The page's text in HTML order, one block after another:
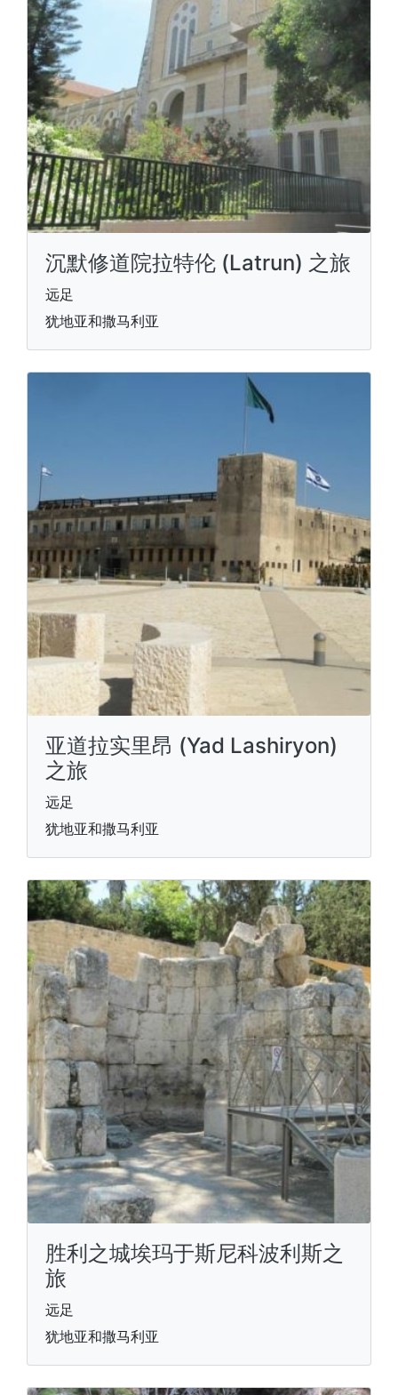
沉默修道院拉特伦 (Latrun) 之旅
远足
犹地亚和撒马利亚
亚道拉实里昂 (Yad Lashiryon)
之旅
远足
犹地亚和撒马利亚
胜利之城埃玛于斯尼科波利斯之
旅
远足
犹地亚和撒马利亚